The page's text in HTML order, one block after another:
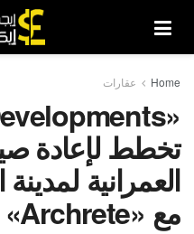
Home عقارات
تخطط لإعادة
العمرانية
مع «Archrete»